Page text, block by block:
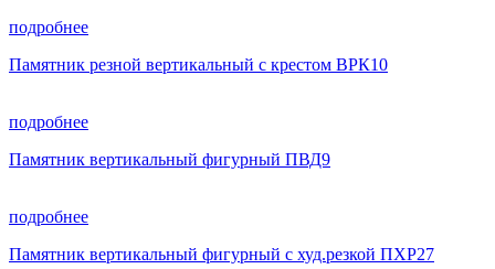
подробнее
Памятник резной вертикальный с крестом ВРК10
подробнее
Памятник вертикальный фигурный ПВД9
подробнее
Памятник вертикальный фигурный с худ.резкой ПХР27